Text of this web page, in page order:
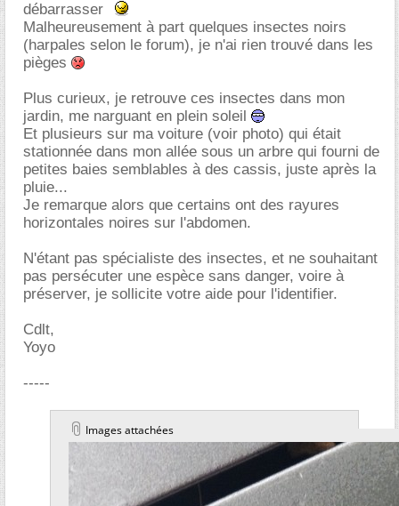
débarrasser
Malheureusement à part quelques insectes noirs
(harpales selon le forum), je n'ai rien trouvé dans les
pièges
Plus curieux, je retrouve ces insectes dans mon
jardin, me narguant en plein soleil
Et plusieurs sur ma voiture (voir photo) qui était
stationnée dans mon allée sous un arbre qui fourni de
petites baies semblables à des cassis, juste après la
pluie...
Je remarque alors que certains ont des rayures
horizontales noires sur l'abdomen.
N'étant pas spécialiste des insectes, et ne souhaitant
pas persécuter une espèce sans danger, voire à
préserver, je sollicite votre aide pour l'identifier.
Cdlt,
Yoyo
-----
Images attachées